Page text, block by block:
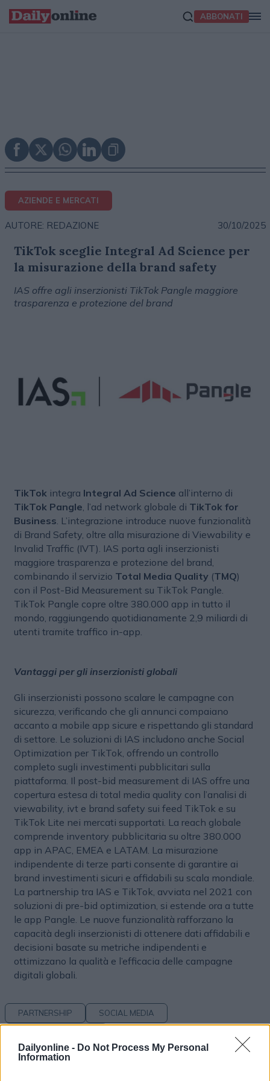
Dailyonline - Do Not Process My Personal
Information
ABBONATI
AZIENDE E MERCATI
AUTORE: REDAZIONE 30/10/2025
TikTok sceglie Integral Ad Science per
la misurazione della brand safety
IAS offre agli inserzionisti TikTok Pangle maggiore
trasparenza e protezione del brand
TikTokintegra Integral Ad Science all’interno di
TikTok Pangle, l’ad network globale di TikTok for
Business. L’integrazione introduce nuove funzionalità
di Brand Safety, oltre alla misurazione di Viewability e
Invalid Traffic (IVT). IAS porta agli inserzionisti
maggiore trasparenza e protezione del brand,
combinando il servizio Total Media Quality(TMQ)
con il Post-Bid Measurement su TikTok Pangle.
TikTok Pangle copre oltre 380.000 app in tutto il
mondo, raggiungendo quotidianamente 2,9 miliardi di
utenti tramite traffico in-app.
Vantaggi per gli inserzionisti globali
Gli inserzionisti possono scalare le campagne con
sicurezza, verificando che gli annunci compaiano
accanto a mobile app sicure e rispettando gli standard
di settore. Le soluzioni di IAS includono anche Social
Optimization per TikTok, offrendo un controllo
completo sugli investimenti pubblicitari sulla
piattaforma. Il post-bid measurement di IAS offre una
copertura estesa di total media quality con l’analisi di
viewability, ivt e brand safety sui feed TikTok e su
TikTok Lite nei mercati supportati. La reach globale
comprende inventory pubblicitaria su oltre 380.000
app in APAC, EMEA e LATAM. La misurazione
indipendente di terze parti consente di garantire ai
brand investimenti sicuri e affidabili su scala mondiale.
La partnership tra IAS e TikTok, avviata nel 2021 con
soluzioni di pre-bid optimization, si estende ora a tutte
le app Pangle. Le nuove funzionalità rafforzano la
capacità degli inserzionisti di ottenere dati affidabili e
decisioni basate su metriche indipendenti e
ottimizzano la qualità e l’efficacia delle campagne
digitali globali.
PARTNERSHIP SOCIAL MEDIA